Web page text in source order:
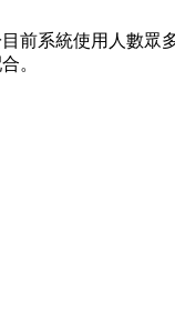
前系統使用人數眾
。